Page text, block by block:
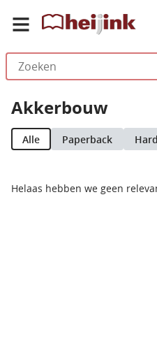
Akkerbouw
Alle Paperback
Helaas hebben we geen